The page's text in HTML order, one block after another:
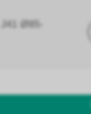
Ø85-